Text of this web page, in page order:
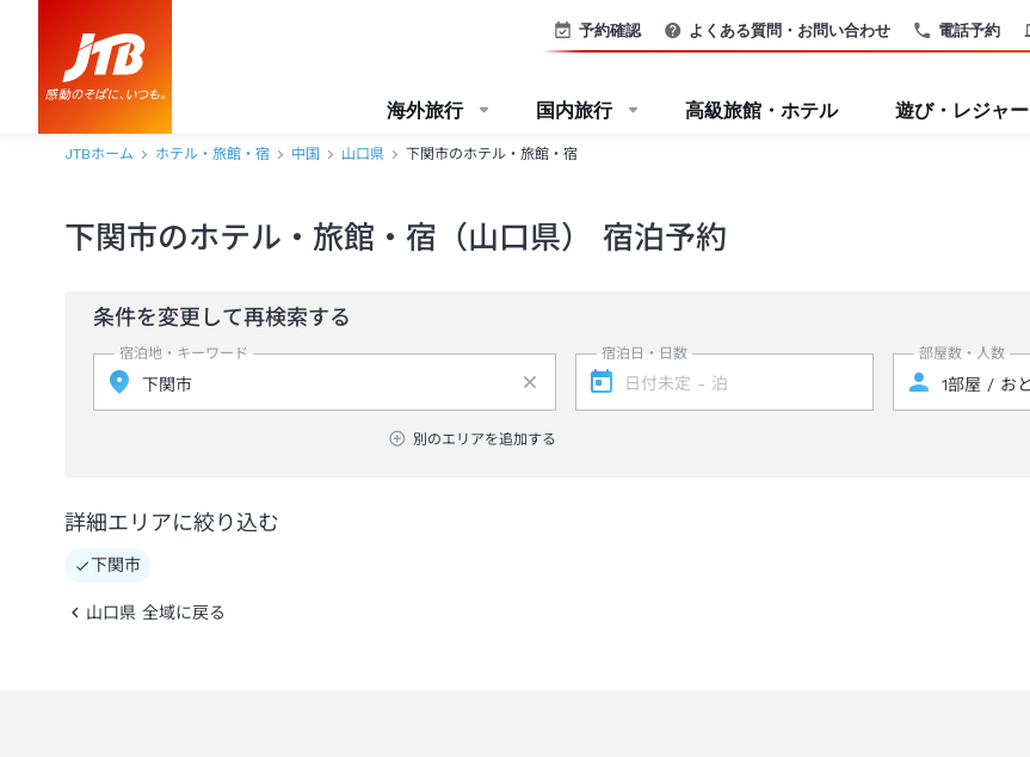
電話予約
予約確認 よくある質問・お問い合わせ
海外旅行 国内旅行 高級旅館・ホテル 遊び・レジャー
JTBホーム ホテル・旅館・宿 中国 山口県 下関市のホテル・旅館・宿
下関市のホテル・旅館・宿（山口県） 宿泊予約
条件を変更して再検索する
宿泊地・キーワード
別のエリアを追加する
宿泊日・日数 部屋数・人数
詳細エリアに絞り込む
下関市
山口県 全域に戻る